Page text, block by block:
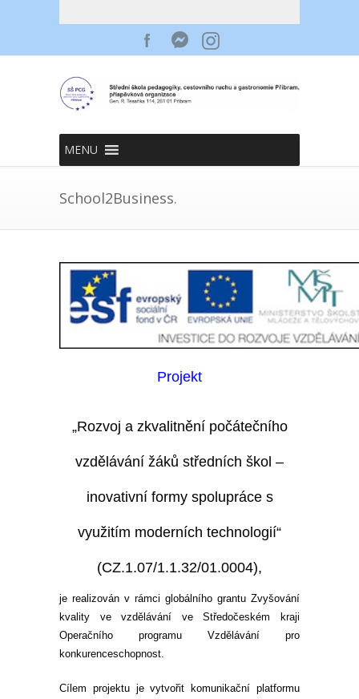
MENU
School2Business.
Projekt
„Rozvoj a zkvalitnění počátečního
vzdělávání žáků středních škol –
inovativní formy spolupráce s
využitím moderních technologií“
(CZ.1.07/1.1.32/01.0004),
je realizován v rámci globálního grantu Zvyšování
kvality ve vzdělávání ve Středočeském kraji
Operačního programu Vzdělávání pro
konkurenceschopnost.
Cílem projektu je vytvořit komunikační platformu